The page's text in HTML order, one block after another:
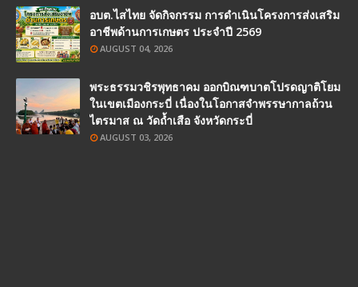
อบต.ไสไทย จัดกิจกรรม การดำเนินโครงการส่งเสริม
อาชีพด้านการเกษตร ประจำปี 2569
AUGUST 04, 2026
พระธรรมวชิรพุทธาคม ออกบิณฑบาตโปรดญาติโยม
ในเขตเมืองกระบี่ เนื่องในโอกาสจำพรรษากาลถ้วน
ไตรมาส ณ วัดถ้ำเสือ จังหวัดกระบี่
AUGUST 03, 2026